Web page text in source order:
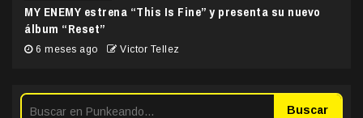
MY ENEMY estrena “This Is Fine” y presenta su nuevo
álbum “Reset”
6 meses ago Victor Tellez
Buscar